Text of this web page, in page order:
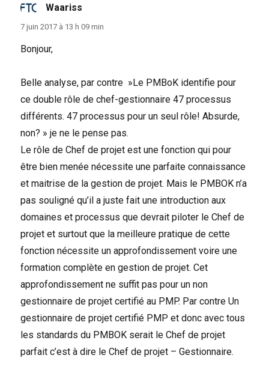
Waariss
7 juin 2017 à 13 h 09 min
Bonjour,
Belle analyse, par contre »Le PMBoK identifie pour
ce double rôle de chef-gestionnaire 47 processus
différents. 47 processus pour un seul rôle! Absurde,
non? » je ne le pense pas.
Le rôle de Chef de projet est une fonction qui pour
être bien menée nécessite une parfaite connaissance
et maitrise de la gestion de projet. Mais le PMBOK n’a
pas souligné qu’il a juste fait une introduction aux
domaines et processus que devrait piloter le Chef de
projet et surtout que la meilleure pratique de cette
fonction nécessite un approfondissement voire une
formation complète en gestion de projet. Cet
approfondissement ne suffit pas pour un non
gestionnaire de projet certifié au PMP. Par contre Un
gestionnaire de projet certifié PMP et donc avec tous
les standards du PMBOK serait le Chef de projet
parfait c’est à dire le Chef de projet – Gestionnaire.